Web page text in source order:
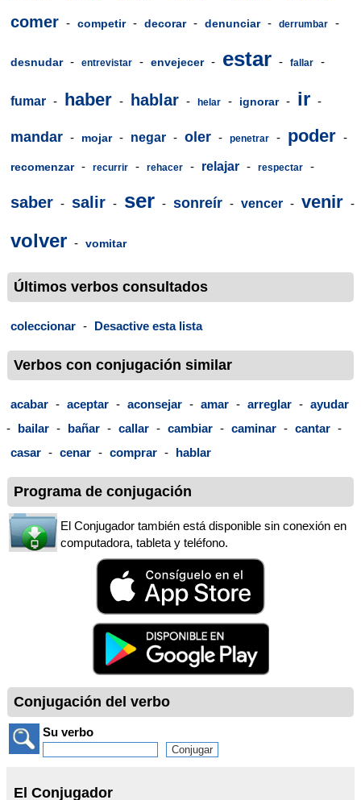
comer - competir - decorar - denunciar - derrumbar -
desnudar - entrevistar - envejecer - estar - fallar -
fumar - haber - hablar - helar - ignorar - ir -
mandar - mojar - negar - oler - penetrar - poder -
recomenzar - recurrir - rehacer - relajar - respectar -
saber - salir - ser - sonreír - vencer - venir -
volver - vomitar
Últimos verbos consultados
coleccionar - Desactive esta lista
Verbos con conjugación similar
acabar - aceptar - aconsejar - amar - arreglar - ayudar
- bailar - bañar - callar - cambiar - caminar - cantar -
casar - cenar - comprar - hablar
Programa de conjugación
El Conjugador también está disponible sin conexión en
computadora, tableta y teléfono.
Conjugación del verbo
Su verbo
El Conjugador